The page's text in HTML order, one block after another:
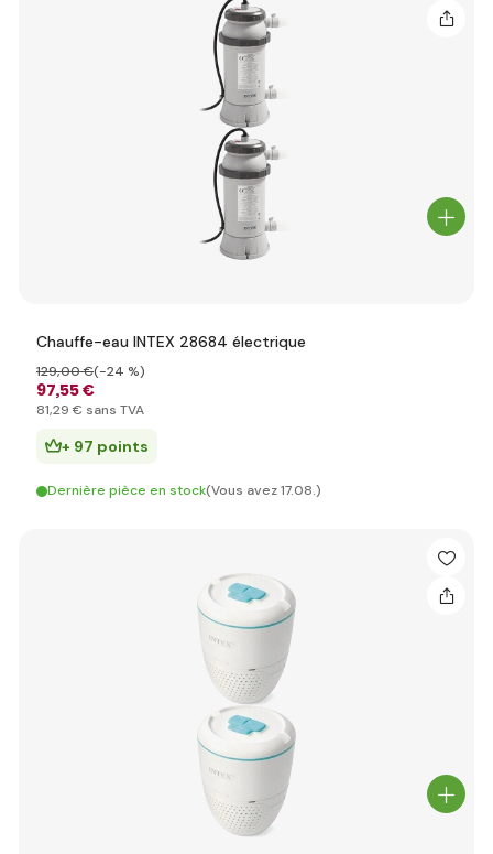
Chauffe-eau INTEX 28684 électrique
97,55 €
129,00 €(-24 %)
81,29 € sans TVA
+ 97 points
Dernière pièce en stock(Vous avez 17.08.)